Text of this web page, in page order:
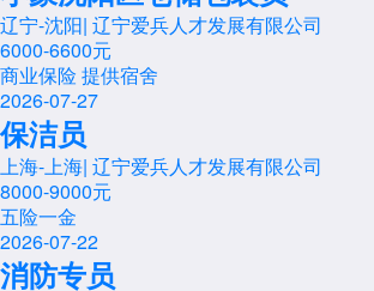
辽宁-沈阳| 辽宁爱兵人才发展有限公司
6000-6600元
商业保险提供宿舍
2026-07-27
保洁员
上海-上海| 辽宁爱兵人才发展有限公司
8000-9000元
五险一金
2026-07-22
消防专员